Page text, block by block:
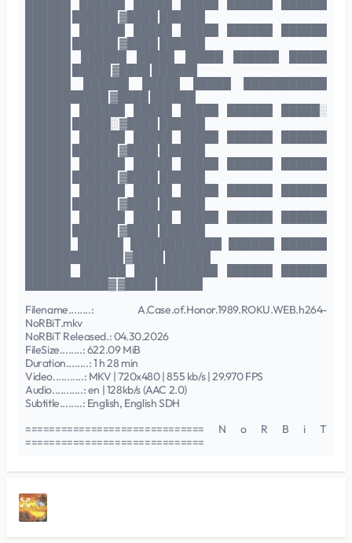
██████ ██████ ▓████ ██████
██████ ██████ ▓████ ██████
██████ █████ ▓████ ██████
███████████ ▓████ ██████
██████ ██████ █████ █████ ██████ █████░
██████ █████░ ▓████ ██████
██████ ██████ ▓████ ██████
██████ ██████ ▓████ ██████
██████ ██████ ▓████ ██████
██████ ██████ ▓████ ██████
█████████████ ▓████ ██████
███████████▓ ▓████ ██████
Filename........: A.Case.of.Honor.1989.ROKU.WEB.h264-
NoRBiT.mkv
NoRBiT Released.: 04.30.2026
FileSize........: 622.09 MiB
Duration........: 1 h 28 min
Video...........: MKV | 720x480 | 855 kb/s | 29.970 FPS
Audio...........: en | 128kb/s (AAC 2.0)
Subtitle........: English, English SDH
============================== N o R B i T
==============================